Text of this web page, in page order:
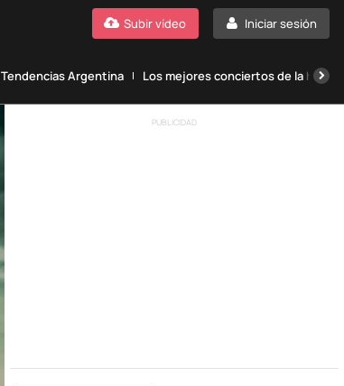
Iniciar sesión
Subir vídeo
Tendencias Argentina Los mejores conciertos de la
PUBLICIDAD